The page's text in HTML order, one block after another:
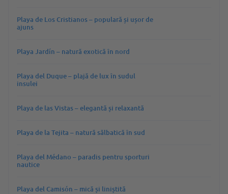
Playa de Los Cristianos – populară și ușor de
ajuns
Playa Jardín – natură exotică în nord
Playa del Duque – plajă de lux în sudul
insulei
Playa de las Vistas – elegantă și relaxantă
Playa de la Tejita – natură sălbatică în sud
Playa del Médano – paradis pentru sporturi
nautice
Playa del Camisón – mică și liniștită